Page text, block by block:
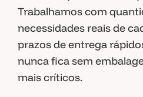
Trabalhamos com
necessidades reais de
prazos de entrega
nunca fica sem
mais críticos.